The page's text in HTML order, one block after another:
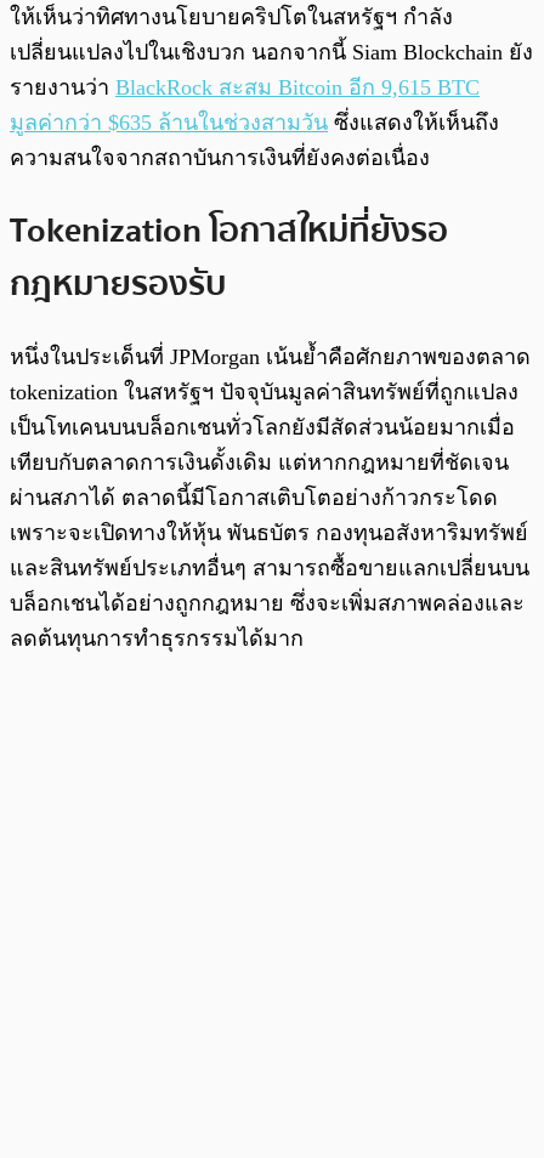
ให้เห็นว่าทิศทางนโยบายคริปโตในสหรัฐฯ กำลัง
เปลี่ยนแปลงไปในเชิงบวก นอกจากนี้ Siam Blockchain ยัง
รายงานว่า BlackRock สะสม Bitcoin อีก 9,615 BTC
มูลค่ากว่า $635 ล้านในช่วงสามวัน ซึ่งแสดงให้เห็นถึง
ความสนใจจากสถาบันการเงินที่ยังคงต่อเนื่อง
Tokenization โอกาสใหม่ที่ยังรอ
กฎหมายรองรับ
หนึ่งในประเด็นที่ JPMorgan เน้นย้ำคือศักยภาพของตลาด
tokenization ในสหรัฐฯ ปัจจุบันมูลค่าสินทรัพย์ที่ถูกแปลง
เป็นโทเคนบนบล็อกเชนทั่วโลกยังมีสัดส่วนน้อยมากเมื่อ
เทียบกับตลาดการเงินดั้งเดิม แต่หากกฎหมายที่ชัดเจน
ผ่านสภาได้ ตลาดนี้มีโอกาสเติบโตอย่างก้าวกระโดด
เพราะจะเปิดทางให้หุ้น พันธบัตร กองทุนอสังหาริมทรัพย์
และสินทรัพย์ประเภทอื่นๆ สามารถซื้อขายแลกเปลี่ยนบน
บล็อกเชนได้อย่างถูกกฎหมาย ซึ่งจะเพิ่มสภาพคล่องและ
ลดต้นทุนการทำธุรกรรมได้มาก